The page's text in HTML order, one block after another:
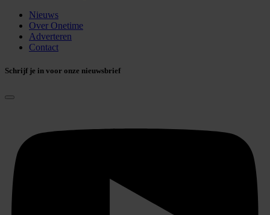
Nieuws
Over Onetime
Adverteren
Contact
Schrijf je in voor onze nieuwsbrief